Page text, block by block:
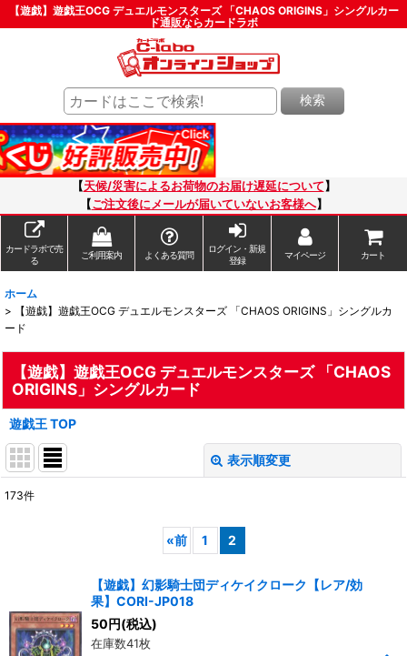
【遊戯】遊戯王OCG デュエルモンスターズ 「CHAOS ORIGINS」シングルカー
ド通販ならカードラボ
検索
【天候/災害によるお荷物のお届け遅延について 】
【ご注文後にメールが届いていないお客様へ】
カードラボで売
る
ご利用案内 よくある質問
ログイン・新規
登録
マイページ カート
ホーム
>
【遊戯】遊戯王OCG デュエルモンスターズ 「CHAOS ORIGINS」シングルカ
ード
【遊戯】遊戯王OCG デュエルモンスターズ 「CHAOS
ORIGINS」シングルカード
遊戯王 TOP
表示順変更
173件
«前 1 2
【遊戯】幻影騎士団ディケイクローク【レア/効
果】CORI-JP018
50円(税込)
在庫数41枚